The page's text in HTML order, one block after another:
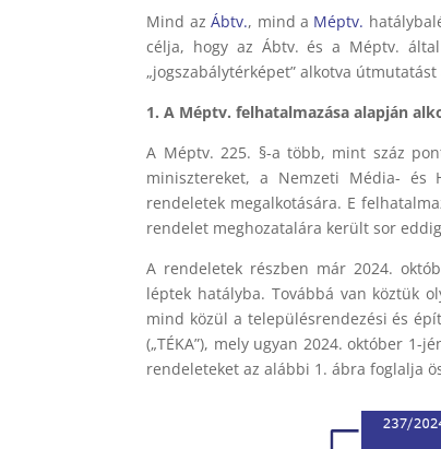
Mind azÁbtv., mind a Méptv.
célja, hogy az Ábtv. és a Méptv.
„jogszabálytérképet” alkotva
1. A Méptv. felhatalmazása alapján
A Méptv. 225. §-a több, mint száz
minisztereket, a Nemzeti Média- és
rendeletek megalkotására. E
rendelet meghozatalára került sor
A rendeletek részben már 2024.
léptek hatályba. Továbbá van köztük
mind közül a településrendezési és
(„TÉKA”), mely ugyan 2024. október
rendeleteket az alábbi 1. ábra foglalja